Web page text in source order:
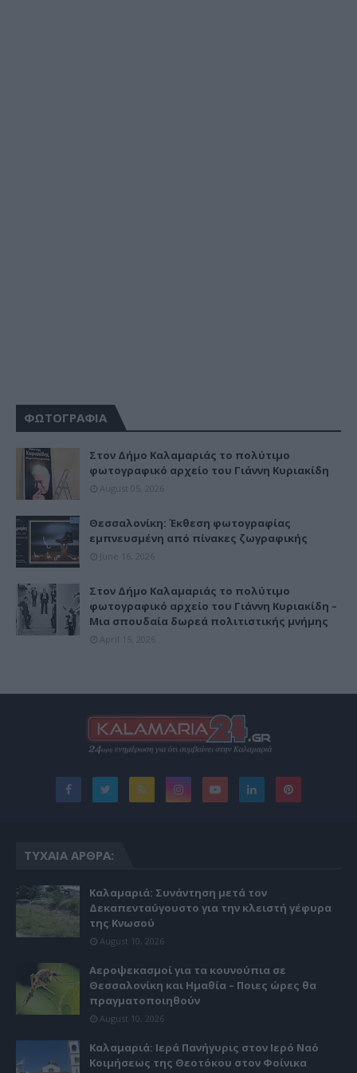
ΦΩΤΟΓΡΑΦΙΑ
Στον Δήμο Καλαμαριάς το πολύτιμο
φωτογραφικό αρχείο του Γιάννη Κυριακίδη
August 05, 2026
Θεσσαλονίκη: Έκθεση φωτογραφίας
εμπνευσμένη από πίνακες ζωγραφικής
June 16, 2026
Στον Δήμο Καλαμαριάς το πολύτιμο
φωτογραφικό αρχείο του Γιάννη Κυριακίδη –
Μια σπουδαία δωρεά πολιτιστικής μνήμης
April 15, 2026
ΤΥΧΑΊΑ ΆΡΘΡΑ:
Καλαμαριά: Συνάντηση μετά τον
Δεκαπενταύγουστο για την κλειστή γέφυρα
της Κνωσού
August 10, 2026
Αεροψεκασμοί για τα κουνούπια σε
Θεσσαλονίκη και Ημαθία – Ποιες ώρες θα
πραγματοποιηθούν
August 10, 2026
Καλαμαριά: Ιερά Πανήγυρις στον Ιερό Ναό
Κοιμήσεως της Θεοτόκου στον Φοίνικα